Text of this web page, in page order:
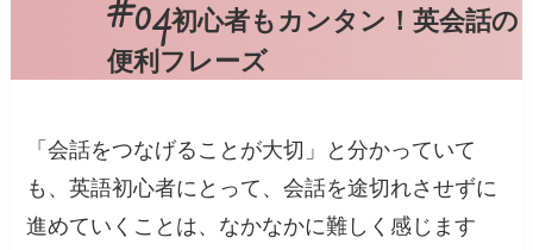
初心者もカンタン！英会話の
便利フレーズ
「会話をつなげることが大切」と分かっていて
も、英語初心者にとって、会話を途切れさせずに
進めていくことは、なかなかに難しく感じます